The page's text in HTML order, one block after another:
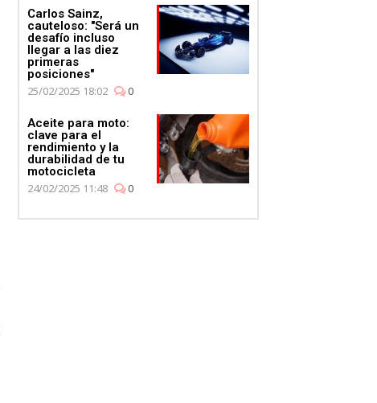
Carlos Sainz,
cauteloso: "Será un
desafío incluso
llegar a las diez
primeras
posiciones"
25/02/2025 18:02
0
Aceite para moto:
clave para el
rendimiento y la
durabilidad de tu
motocicleta
24/02/2025 11:48
0